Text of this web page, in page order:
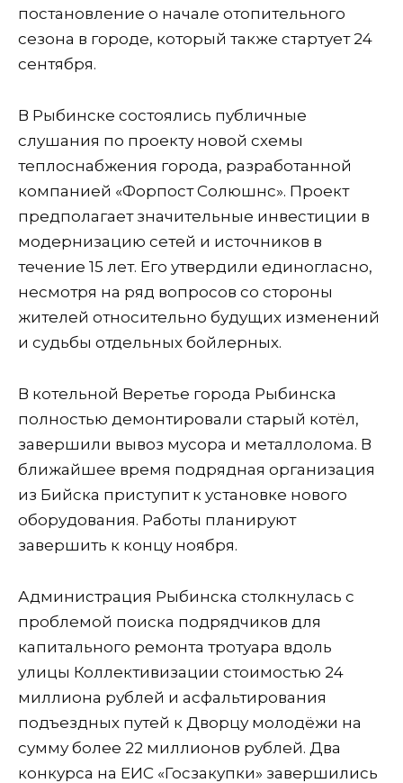
постановление о начале отопительного
сезона в городе, который также стартует 24
сентября.
В Рыбинске состоялись публичные
слушания по проекту новой схемы
теплоснабжения города, разработанной
компанией «Форпост Солюшнс». Проект
предполагает значительные инвестиции в
модернизацию сетей и источников в
течение 15 лет. Его утвердили единогласно,
несмотря на ряд вопросов со стороны
жителей относительно будущих изменений
и судьбы отдельных бойлерных.
В котельной Веретье города Рыбинска
полностью демонтировали старый котёл,
завершили вывоз мусора и металлолома. В
ближайшее время подрядная организация
из Бийска приступит к установке нового
оборудования. Работы планируют
завершить к концу ноября.
Администрация Рыбинска столкнулась с
проблемой поиска подрядчиков для
капитального ремонта тротуара вдоль
улицы Коллективизации стоимостью 24
миллиона рублей и асфальтирования
подъездных путей к Дворцу молодёжи на
сумму более 22 миллионов рублей. Два
конкурса на ЕИС «Госзакупки» завершились